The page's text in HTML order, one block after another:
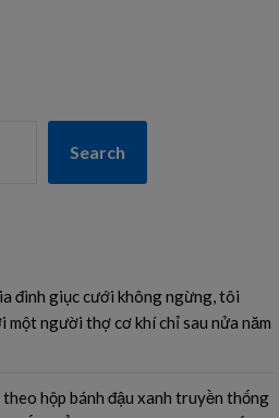
Search
đình giục cưới không ngừng, tôi
một người thợ cơ khí chỉ sau nửa năm
theo hộp bánh đậu xanh truyền thống